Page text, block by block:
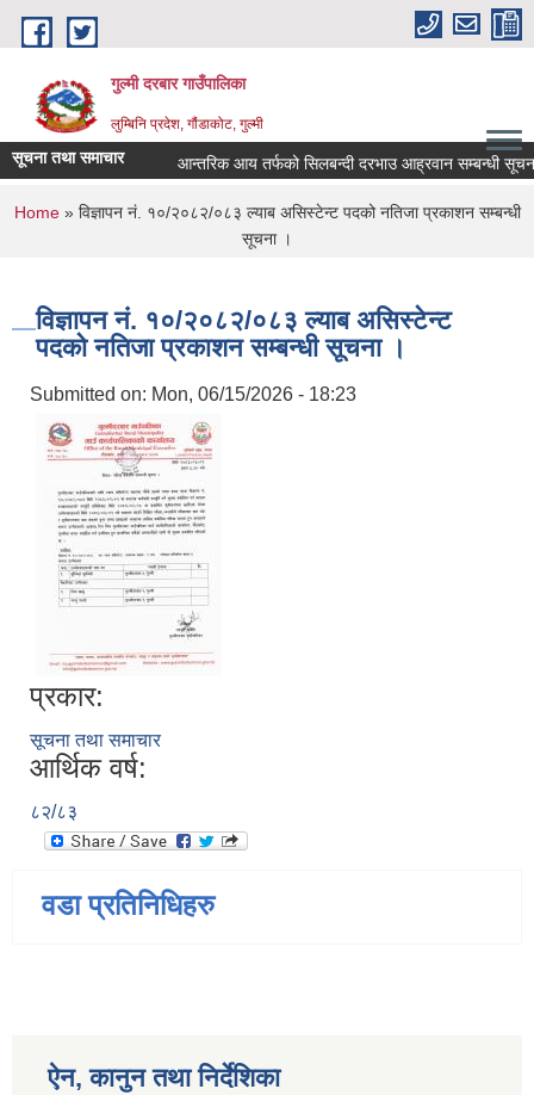
Skip to main content
गुल्मी दरबार गाउँपालिका
लुम्बिनि प्रदेश, गौंडाकोट, गुल्मी
सूचना तथा समाचार आन्तरिक आय तर्फको सिलबन्दी दरभाउ आह्रवान सम्बन्धी सूचना
You are here
Home» विज्ञापन नं. १०/२०८२/०८३ ल्याब असिस्टेन्ट पदको नतिजा प्रकाशन सम्बन्धी
सूचना ।
विज्ञापन नं. १०/२०८२/०८३ ल्याब असिस्टेन्ट
पदको नतिजा प्रकाशन सम्बन्धी सूचना ।
Submitted on: Mon, 06/15/2026 - 18:23
प्रकार:
सूचना तथा समाचार
आर्थिक वर्ष:
८२/८३
वडा प्रतिनिधिहरु
ऐन, कानुन तथा निर्देशिका